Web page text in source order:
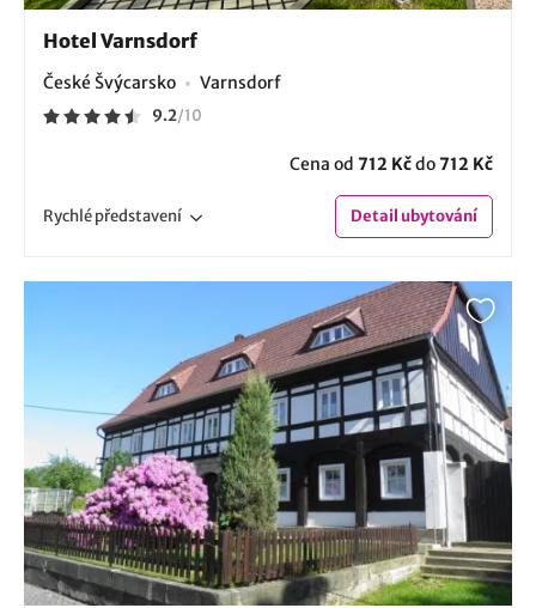
Hotel Varnsdorf
České Švýcarsko Varnsdorf
9.2/10
Cena od 712 Kčdo712 Kč
Rychlépředstavení Detailubytování